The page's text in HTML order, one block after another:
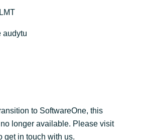
audytu
to SoftwareOne, this
longer available. Please visit
get in touch with us.